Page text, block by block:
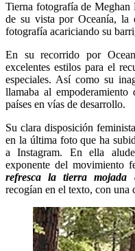
Tierna fotografía de Meghan
de su vista por Oceanía, la
fotografía acariciando su
En su recorrido por
excelentes estilos para el
especiales. Así como su
llamaba al
países en vías de desarrollo.
Su clara disposición
en la última foto que ha
a Instagram. En ella
exponente del movimiento
refresca la tierra mojada
recogían en el texto, con una